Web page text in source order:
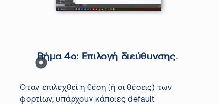
Βήμα 4ο: Επιλογή διεύθυνσης.
Όταν επιλεχθεί η θέση (ή οι θέσεις) των
φορτίων, υπάρχουν κάποιες default